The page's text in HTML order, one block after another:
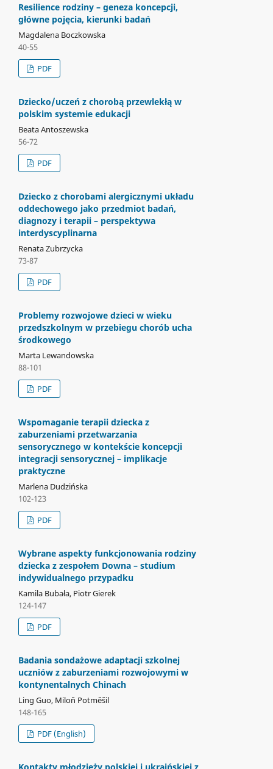
Resilience rodziny – geneza koncepcji,
główne pojęcia, kierunki badań
Magdalena Boczkowska
40-55
PDF
Dziecko/uczeń z chorobą przewlekłą w
polskim systemie edukacji
Beata Antoszewska
56-72
PDF
Dziecko z chorobami alergicznymi układu
oddechowego jako przedmiot badań,
diagnozy i terapii – perspektywa
interdyscyplinarna
Renata Zubrzycka
73-87
PDF
Problemy rozwojowe dzieci w wieku
przedszkolnym w przebiegu chorób ucha
środkowego
Marta Lewandowska
88-101
PDF
Wspomaganie terapii dziecka z
zaburzeniami przetwarzania
sensorycznego w kontekście koncepcji
integracji sensorycznej – implikacje
praktyczne
Marlena Dudzińska
102-123
PDF
Wybrane aspekty funkcjonowania rodziny
dziecka z zespołem Downa – studium
indywidualnego przypadku
Kamila Bubała, Piotr Gierek
124-147
PDF
Badania sondażowe adaptacji szkolnej
uczniów z zaburzeniami rozwojowymi w
kontynentalnych Chinach
Ling Guo, Miloň Potměšil
148-165
PDF (English)
Kontakty młodzieży polskiej i ukraińskiej z